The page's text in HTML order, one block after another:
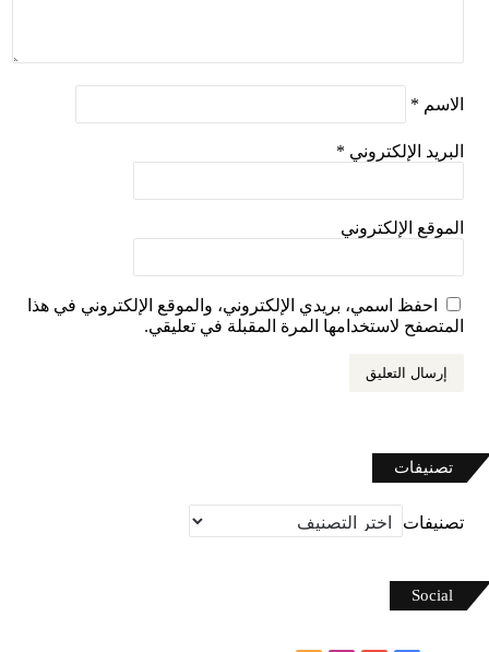
الإلكتروني*
الإلكتروني
اسمي، بريدي الإلكتروني، والموقع الإلكتروني في هذا
لاستخدامها المرة المقبلة في تعليقي.